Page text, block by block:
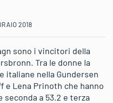
2018
sono i vincitori della
Tra le donne la
italiane nella Gundersen
e Lena Prinoth che hanno
a 53.2 e terza